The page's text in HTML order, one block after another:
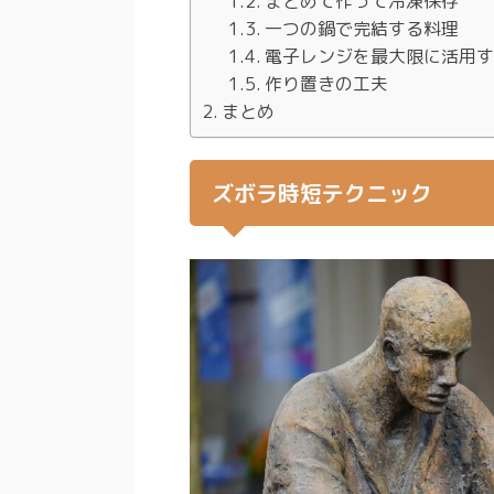
一つの鍋で完結する料理
電子レンジを最大限に活用
作り置きの工夫
まとめ
ズボラ時短テクニック